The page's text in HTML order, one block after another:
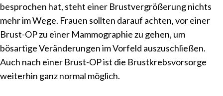
besprochen hat, steht einer Brustvergrößerung nichts
mehr im Wege. Frauen sollten darauf achten, vor einer
Brust-OP zu einer Mammographie zu gehen, um
bösartige Veränderungen im Vorfeld auszuschließen.
Auch nach einer Brust-OP ist die Brustkrebsvorsorge
weiterhin ganz normal möglich.